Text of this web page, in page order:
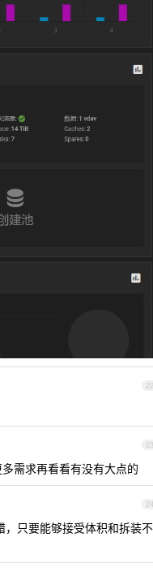
22
23
需求再看看有没有大点的
24
只要能够接受体积和拆装不